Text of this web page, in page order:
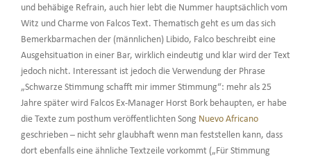
und behäbige Refrain, auch hier lebt die Nummer hauptsächlich vom
Witz und Charme von Falcos Text. Thematisch geht es um das sich
Bemerkbarmachen der (männlichen) Libido, Falco beschreibt eine
Ausgehsituation in einer Bar, wirklich eindeutig und klar wird der Text
jedoch nicht. Interessant ist jedoch die Verwendung der Phrase
„Schwarze Stimmung schafft mir immer Stimmung“: mehr als 25
Jahre später wird Falcos Ex-Manager Horst Bork behaupten, er habe
die Texte zum posthum veröffentlichten Song Nuevo Africano
geschrieben – nicht sehr glaubhaft wenn man feststellen kann, dass
dort ebenfalls eine ähnliche Textzeile vorkommt („Für Stimmung